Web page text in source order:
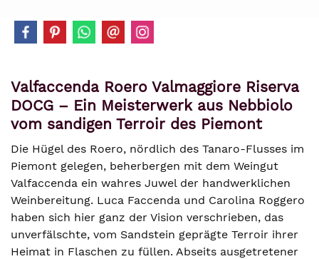
Valfaccenda Roero Valmaggiore Riserva
DOCG – Ein Meisterwerk aus Nebbiolo
vom sandigen Terroir des Piemont
Die Hügel des Roero, nördlich des Tanaro-Flusses im
Piemont gelegen, beherbergen mit dem Weingut
Valfaccenda ein wahres Juwel der handwerklichen
Weinbereitung. Luca Faccenda und Carolina Roggero
haben sich hier ganz der Vision verschrieben, das
unverfälschte, vom Sandstein geprägte Terroir ihrer
Heimat in Flaschen zu füllen. Abseits ausgetretener